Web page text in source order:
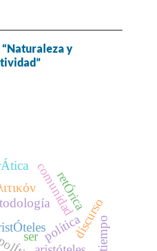
y
política
comunidaddiscursotiempo
retÓrica
ser